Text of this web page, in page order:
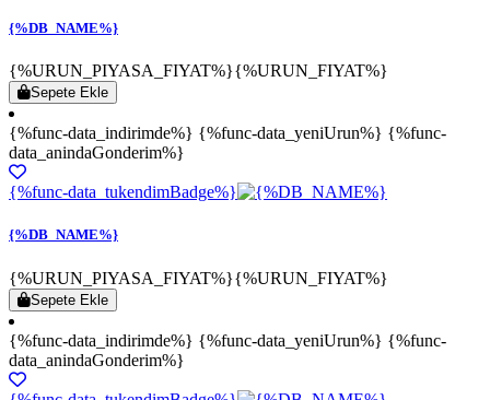
{%DB_NAME%}
{%URUN_PIYASA_FIYAT%}{%URUN_FIYAT%}
Sepete Ekle
{%func-data_indirimde%} {%func-data_yeniUrun%} {%func-
data_anindaGonderim%}
{%func-data_tukendimBadge%}
{%DB_NAME%}
{%URUN_PIYASA_FIYAT%}{%URUN_FIYAT%}
Sepete Ekle
{%func-data_indirimde%} {%func-data_yeniUrun%} {%func-
data_anindaGonderim%}